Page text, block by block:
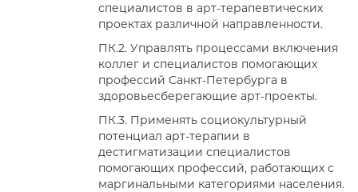
специалистов в арт-терапевтических
проектах различной направленности.
ПК.2. Управлять процессами включения
коллег и специалистов помогающих
профессий Санкт-Петербурга в
здоровьесберегающие арт-проекты.
ПК.3. Применять социокультурный
потенциал арт-терапии в
дестигматизации специалистов
помогающих профессий, работающих с
маргинальными категориями населения.